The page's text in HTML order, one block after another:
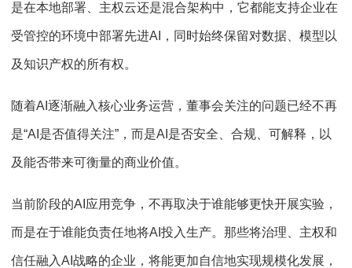
是在本地部署、主权云还是混合架构中，它都能支持企业在
受管控的环境中部署先进AI，同时始终保留对数据、模型以
及知识产权的所有权。
随着AI逐渐融入核心业务运营，董事会关注的问题已经不再
是“AI是否值得关注”，而是AI是否安全、合规、可解释，以
及能否带来可衡量的商业价值。
当前阶段的AI应用竞争，不再取决于谁能够更快开展实验，
而是在于谁能负责任地将AI投入生产。那些将治理、主权和
信任融入AI战略的企业，将能更加自信地实现规模化发展，